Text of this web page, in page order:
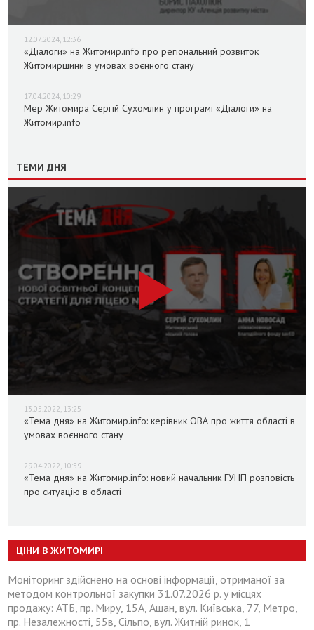
12.07.2024, 12:36
«Діалоги» на Житомир.info про регіональний розвиток
Житомирщини в умовах воєнного стану
17.04.2024, 10:29
Мер Житомира Сергій Сухомлин у програмі «Діалоги» на
Житомир.info
ТЕМИ ДНЯ
13.05.2022, 13:25
«Тема дня» на Житомир.info: керівник ОВА про життя області в
умовах воєнного стану
29.04.2022, 10:59
«Тема дня» на Житомир.info: новий начальник ГУНП розповість
про ситуацію в області
ЦІНИ В ЖИТОМИРІ
Моніторинг здійснено на основі інформації, отриманої за
методом контрольної закупки 31.07.2026 р. у місцях
продажу: АТБ, пр. Миру, 15А, Ашан, вул. Київська, 77, Метро,
пр. Незалежності, 55в, Сільпо, вул. Житній ринок, 1